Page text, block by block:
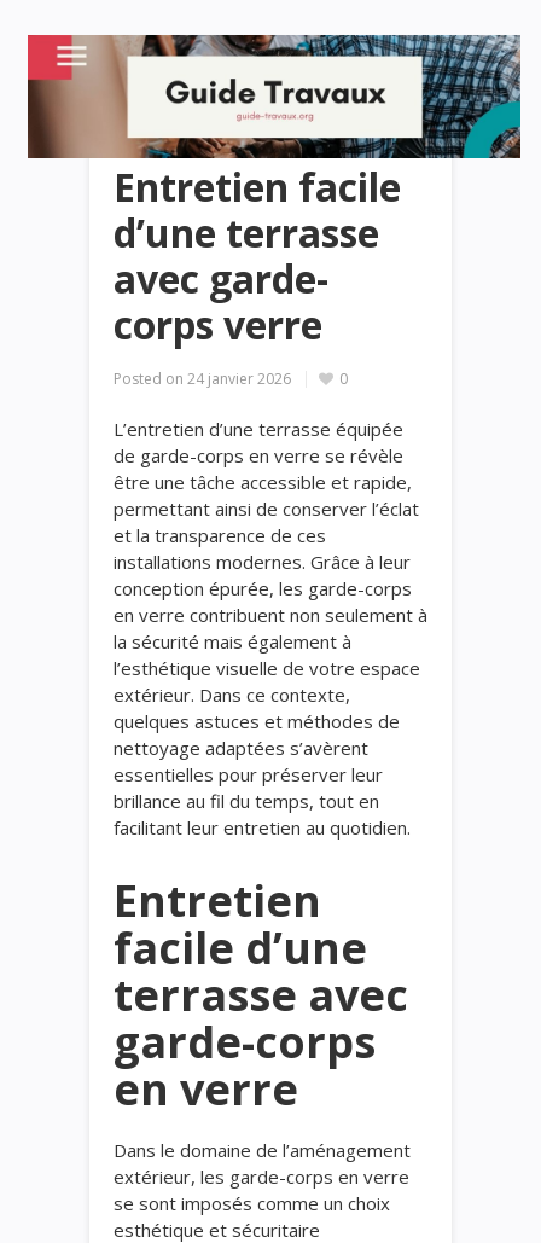
Entretien facile
d’une terrasse
avec garde-
corps verre
Posted on 24 janvier 2026 0
L’entretien d’une terrasse équipée
de garde-corps en verre se révèle
être une tâche accessible et rapide,
permettant ainsi de conserver l’éclat
et la transparence de ces
installations modernes. Grâce à leur
conception épurée, les garde-corps
en verre contribuent non seulement à
la sécurité mais également à
l’esthétique visuelle de votre espace
extérieur. Dans ce contexte,
quelques astuces et méthodes de
nettoyage adaptées s’avèrent
essentielles pour préserver leur
brillance au fil du temps, tout en
facilitant leur entretien au quotidien.
Entretien
facile d’une
terrasse avec
garde-corps
en verre
Dans le domaine de l’aménagement
extérieur, les garde-corps en verre
se sont imposés comme un choix
esthétique et sécuritaire